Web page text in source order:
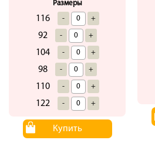
Размеры
116 - +
92 - +
104 - +
98 - +
110 - +
122 - +
Купить